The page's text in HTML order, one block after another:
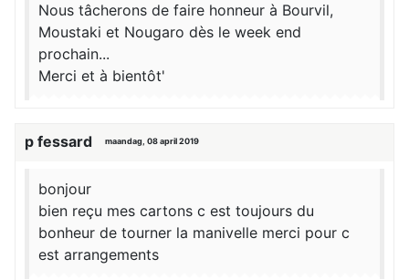
Nous tâcherons de faire honneur à Bourvil,
Moustaki et Nougaro dès le week end
prochain...
Merci et à bientôt'
p fessard maandag, 08 april 2019
bonjour
bien reçu mes cartons c est toujours du
bonheur de tourner la manivelle merci pour c
est arrangements